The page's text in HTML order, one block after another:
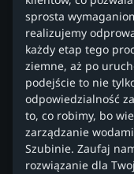
sprosta
realizujemy
każdy etap tego
ziemne, aż po
podejście to nie
odpowiedzialność
to, co robimy, bo
zarządzanie
Szubinie. Zaufaj
rozwiązanie dla